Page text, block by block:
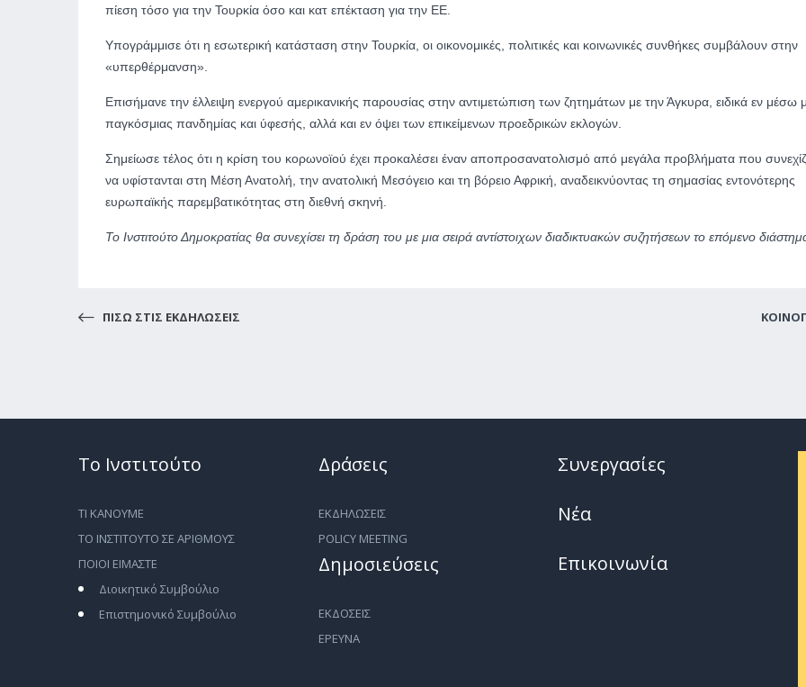
πίεση τόσο για την Τουρκία όσο και κατ επέκταση για την ΕΕ.
Υπογράμμισε ότι η εσωτερική κατάσταση στην Τουρκία, οι οικονομικές, πολιτικές και κοινωνικές συνθήκες συμβάλουν στην
«υπερθέρμανση».
Επισήμανε την έλλειψη ενεργού αμερικανικής παρουσίας στην αντιμετώπιση των ζητημάτων με την Άγκυρα, ειδικά εν μέσω
παγκόσμιας πανδημίας και ύφεσής, αλλά και εν όψει των επικείμενων προεδρικών εκλογών.
Σημείωσε τέλος ότι η κρίση του κορωνοϊού έχει προκαλέσει έναν αποπροσανατολισμό από μεγάλα προβλήματα που
να υφίστανται στη Μέση Ανατολή, την ανατολική Μεσόγειο και τη βόρειο Αφρική, αναδεικνύοντας τη σημασίας εντονότερης
ευρωπαϊκής παρεμβατικότητας στη διεθνή σκηνή.
Το Ινστιτούτο Δημοκρατίας θα συνεχίσει τη δράση του με μια σειρά αντίστοιχων διαδικτυακών συζητήσεων το επόμενο
ΠΙΣΩ ΣΤΙΣ ΕΚΔΗΛΩΣΕΙΣ
Το Ινστιτούτο
ΤΙ ΚΑΝΟΥΜΕ
ΤΟ ΙΝΣΤΙΤΟΥΤΟ ΣΕ ΑΡΙΘΜΟΥΣ
ΠΟΙΟΙ ΕΙΜΑΣΤΕ
Διοικητικό Συμβούλιο
Επιστημονικό Συμβούλιο
Δράσεις
ΕΚΔΗΛΩΣΕΙΣ
POLICY MEETING
Δημοσιεύσεις
ΕΚΔΟΣΕΙΣ
ΕΡΕΥΝΑ
Συνεργασίες
Νέα
Επικοινωνία